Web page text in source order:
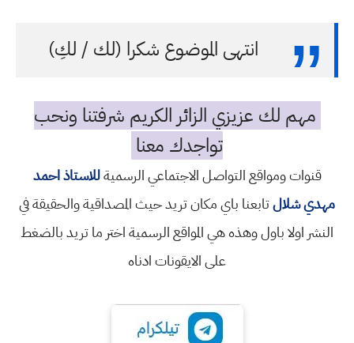
انتهى الموضوع شكرا (لك / لكِ)
مهم لك عزيزي الزائر الكريم شرفتنا ونحب
تواجدك معنا
قنوات ومواقع التواصل الاجتماعي الرسميةللاستاذ احمد
مهدي شلالتابعنا باي مكان تريد حيث المصداقية والحقيقة في
النشر اولا باول وهذه هي المواقع الرسمية اختر ما تريد بالضغط
على الايقونات ادناه